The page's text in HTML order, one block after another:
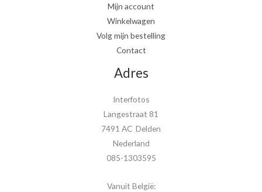
Mijn account
Winkelwagen
Volg mijn bestelling
Contact
Adres
Interfotos
Langestraat 81
7491 AC Delden
Nederland
085-1303595
Vanuit België: